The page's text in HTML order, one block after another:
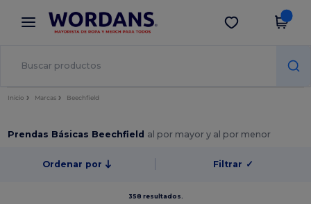
× App de Wordans
¡Mejores precios en app!
Descargar app
Inicio Marcas Beechfield
Prendas Básicas Beechfield al por mayor y al por menor
Ordenar por Filtrar ✓
358 resultados.